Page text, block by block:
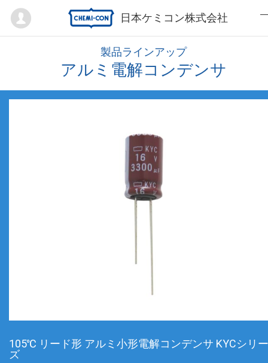
日本ケミコン株式会社
Mypage
製品ラインアップ
アルミ電解コンデンサ
105℃ リード形 アルミ小形電解コンデンサ KYCシリー
ズ